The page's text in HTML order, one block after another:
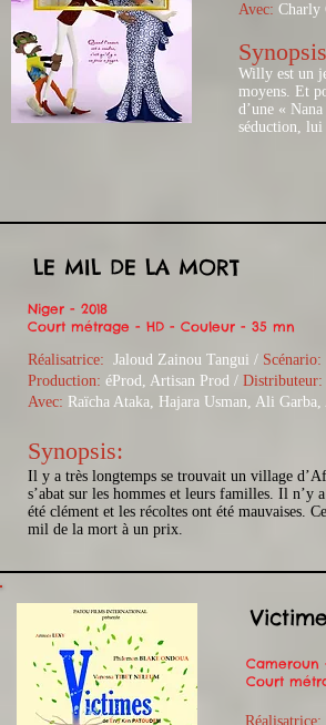
Avec: Charly
Willy est un
moyens. Et
d’une «
séduction, lui
LE MIL DE LA MORT
Niger - 2018
Court métrage - HD - Couleur - 35 mn
Réalisatrice: Jaloud Zainou Tangui / Scénario:
Production: éProd, Artisan Prod / Distributeur:
Avec: Raïcha Ataka, Hajara Usman, Ali
Synopsis:​​
Il y a très longtemps se trouvait un village
s’abat sur les hommes et leurs familles. Il n’y
été clément et les récoltes ont été mauvaises.
mil de la mort à un prix.
Cameroun
Court
Réalisatrice: